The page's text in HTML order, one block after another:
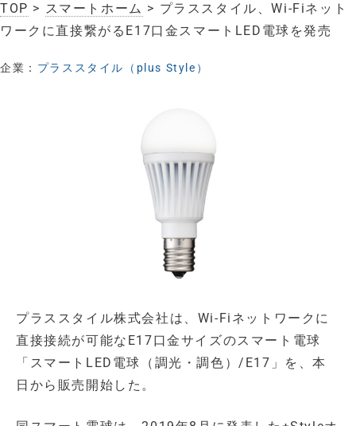
TOP > スマートホーム > プラススタイル、Wi-Fiネット
ワークに直接繋がるE17口金スマートLED電球を発売
企業： プラススタイル（plus Style）
プラススタイル株式会社は、Wi-Fiネットワークに
直接接続が可能なE17口金サイズのスマート電球
「スマートLED電球（調光・調色）/E17」を、本
日から販売開始した。